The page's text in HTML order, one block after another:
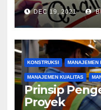
DEC 19, 2021
KONSTRUKSI MANAJEMEN
MANAJEMEN KUALITAS
Prinsip
Proyek